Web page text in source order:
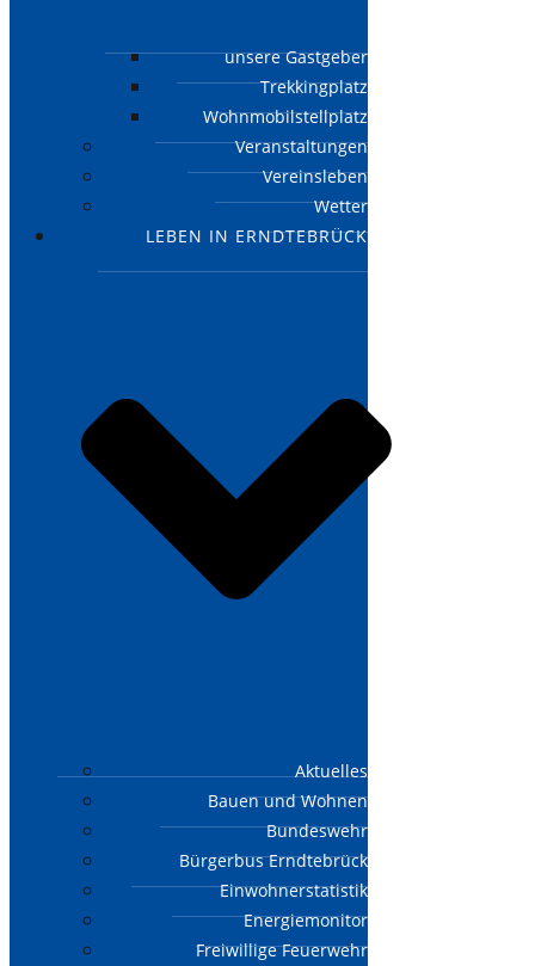
unsere Gastgeber
Trekkingplatz
Wohnmobilstellplatz
Veranstaltungen
Vereinsleben
Wetter
LEBEN IN ERNDTEBRÜCK
Aktuelles
Bauen und Wohnen
Bundeswehr
Bürgerbus Erndtebrück
Einwohnerstatistik
Energiemonitor
Freiwillige Feuerwehr